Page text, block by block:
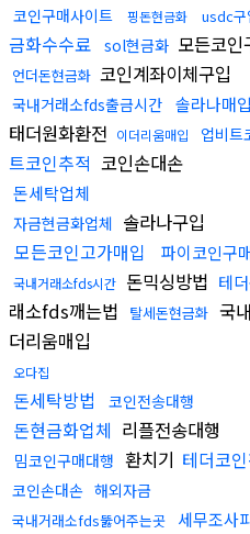
코인구매사이트 핑돈현금화 usdc구
금화수수료 sol현금화 모든코인
언더돈현금화 코인계좌이체구입
국내거래소fds출금시간 솔라나매입
태더원화환전 이더리움매입 업비트
트코인추적 코인손대손
돈세탁업체
자금현금화업체 솔라나구입
모든코인고가매입
파이코인구
국내거래소fds시간 돈믹싱방법 테
래소fds깨는법
탈세돈현금화 국
더리움매입
오다집
돈세탁방법 코인전송대행
돈현금화업체 리플전송대행
밈코인구매대행 환치기 테더코
코인손대손 해외자금
국내거래소fds뚫어주는곳 세무조사